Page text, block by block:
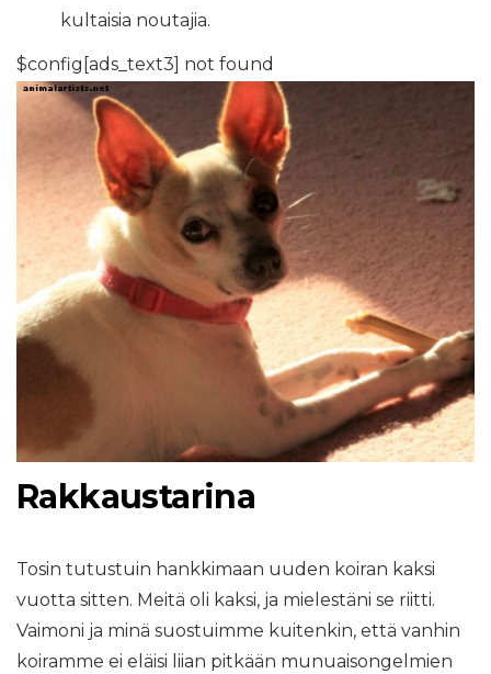
kultaisia ​​noutajia.
$config[ads_text3] not found
Rakkaustarina
Tosin tutustuin hankkimaan uuden koiran kaksi
vuotta sitten. Meitä oli kaksi, ja mielestäni se riitti.
Vaimoni ja minä suostuimme kuitenkin, että vanhin
koiramme ei eläisi liian pitkään munuaisongelmien